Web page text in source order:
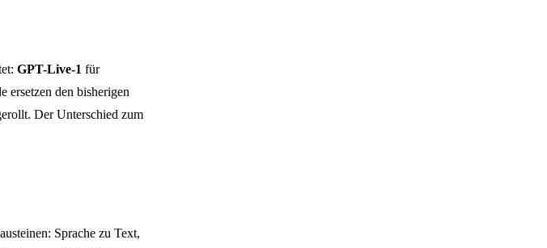
GPT-Live-1 für
ersetzen den bisherigen
Der Unterschied zum
Sprache zu Text,